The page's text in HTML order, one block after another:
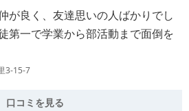
が良く、友達思いの人ばかりでし
第一で学業から部活動まで面倒を
3-15-7
口コミを見る